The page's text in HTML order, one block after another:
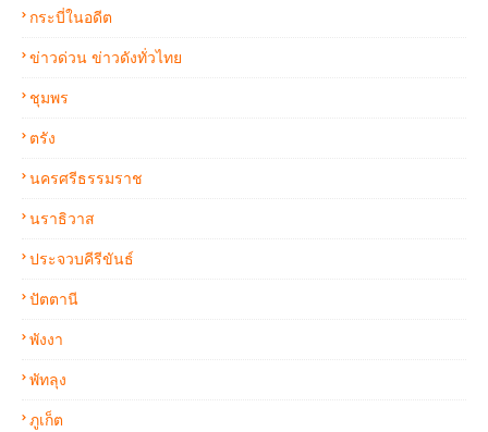
กระบี่ในอดีต
ข่าวด่วน ข่าวดังทั่วไทย
ชุมพร
ตรัง
นครศรีธรรมราช
นราธิวาส
ประจวบคีรีขันธ์
ปัตตานี
พังงา
พัทลุง
ภูเก็ต